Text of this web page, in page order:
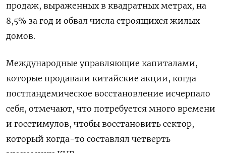
продаж, выраженных в квадратных метрах, на
8,5% за год и обвал числа строящихся жилых
домов.
Международные управляющие капиталами,
которые продавали китайские акции, когда
постпандемическое восстановление исчерпало
себя, отмечают, что потребуется много времени
и госстимулов, чтобы восстановить сектор,
который когда-то составлял четверть